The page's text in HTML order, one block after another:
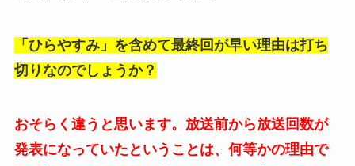
「ひらやすみ」を含めて最終回が早い理由は打ち
切りなのでしょうか？
おそらく違うと思います。放送前から放送回数が
発表になっていたということは、何等かの理由で